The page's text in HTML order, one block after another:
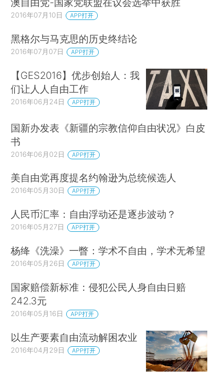
2016年07月10日 APP打开
黑格尔与马克思的历史终结论
2016年07月07日 APP打开
【GES2016】优步创始人：我
们让人人自由工作
2016年06月24日 APP打开
国新办发表《新疆的宗教信仰自由状况》白皮
书
2016年06月02日 APP打开
美自由党再度提名约翰逊为总统候选人
2016年05月30日 APP打开
人民币汇率：自由浮动还是逐步波动？
2016年05月27日 APP打开
杨绛《洗澡》一瞥：学术不自由，学术无希望
2016年05月26日 APP打开
国家赔偿新标准：侵犯公民人身自由日赔
242.3元
2016年05月16日 APP打开
以生产要素自由流动解困农业
2016年04月29日 APP打开